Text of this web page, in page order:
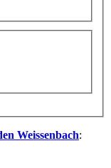
Weissenbach: